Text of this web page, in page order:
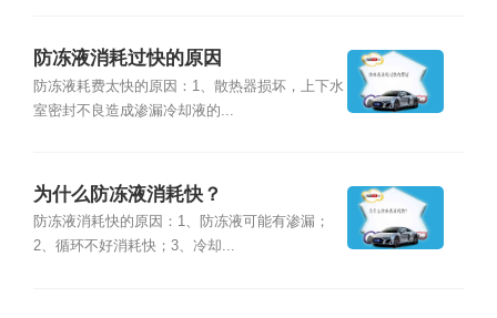
防冻液消耗过快的原因
防冻液耗费太快的原因：1、散热器损坏，上下水
室密封不良造成渗漏冷却液的...
为什么防冻液消耗快？
防冻液消耗快的原因：1、防冻液可能有渗漏；
2、循环不好消耗快；3、冷却...